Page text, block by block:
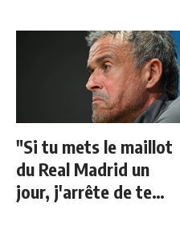
"Si tu mets le maillot
du Real Madrid un
jour, j'arrête de te